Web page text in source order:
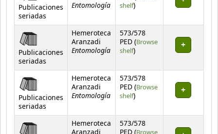
Publicaciones
seriadas
Entomología
shelf(Opens below)
)
Publicaciones
seriadas
Hemeroteca
Aranzadi
Entomología
573/578
PED (Browse
shelf(Opens below)
)
Publicaciones
seriadas
Hemeroteca
Aranzadi
Entomología
573/578
PED (Browse
shelf(Opens below)
)
Hemeroteca
573/578